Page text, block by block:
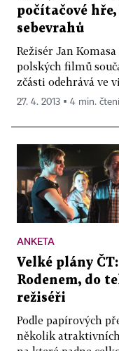
počítačové
sebevrahů
Režisér Jan
polských filmů
zčásti odehrává ve
27. 4. 2013 ▪ 4 min. čtení
ANKETA
Velké plány
Rodenem, do
režiséři
Podle papírových
několik